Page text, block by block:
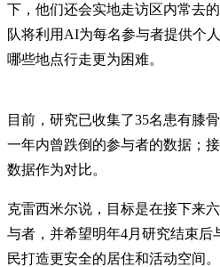
下，他们还会实地走访区内常去
队将利用AI为每名参与者提供个
哪些地点行走更为困难。
目前，研究已收集了35名患有膝
一年内曾跌倒的参与者的数据；
数据作为对比。
克雷西米尔说，目标是在接下来
与者，并希望明年4月研究结束后
民打造更安全的居住和活动空间。